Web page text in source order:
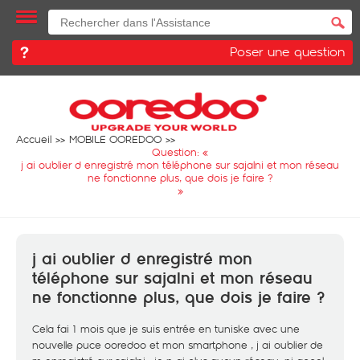
Poser une question
Accueil
MOBILE OOREDOO
Question: «
j ai oublier d enregistré mon téléphone sur sajalni et mon réseau
ne fonctionne plus, que dois je faire ?
»
j ai oublier d enregistré mon
téléphone sur sajalni et mon réseau
ne fonctionne plus, que dois je faire ?
Cela fai 1 mois que je suis entrée en tuniske avec une
nouvelle puce ooredoo et mon smartphone , j ai oublier de